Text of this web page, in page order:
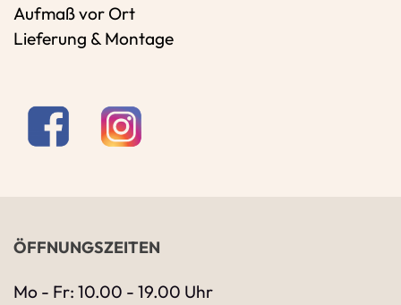
Aufmaß vor Ort
Lieferung & Montage
ÖFFNUNGSZEITEN
Mo - Fr: 10.00 - 19.00 Uhr